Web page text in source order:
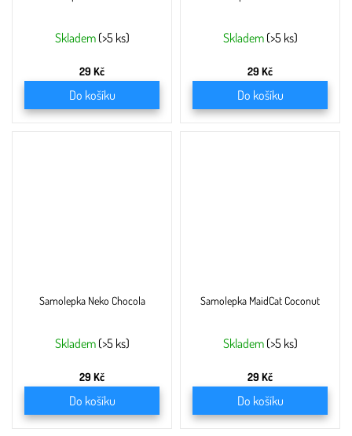
Skladem (>5 ks)
29 Kč
Do košíku
Skladem (>5 ks)
29 Kč
Do košíku
Samolepka Neko Chocola
Skladem (>5 ks)
29 Kč
Do košíku
Samolepka MaidCat Coconut
Skladem (>5 ks)
29 Kč
Do košíku